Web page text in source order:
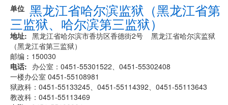
单位 黑龙江省哈尔滨监狱（黑龙江省第
三监狱、哈尔滨第三监狱）
地址
黑龙江省哈尔滨市香坊区香德街2号 黑龙江省哈尔滨监狱
（黑龙江省第三监狱）
邮编︰150030
电话
办公室：0451-55301522、0451-55302408
一楼办公室 0451-55108981
狱政科：0451-55133245、0451-55114392、0451-55113643
教改科：0451-55113469